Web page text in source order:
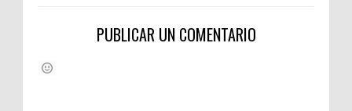
PUBLICAR UN COMENTARIO